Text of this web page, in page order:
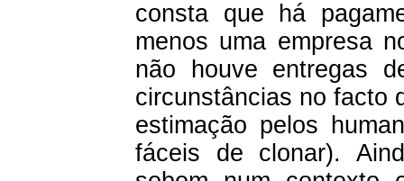
consta que há
menos uma empresa
não houve entregas
circunstâncias no facto
estimação pelos
fáceis de clonar).